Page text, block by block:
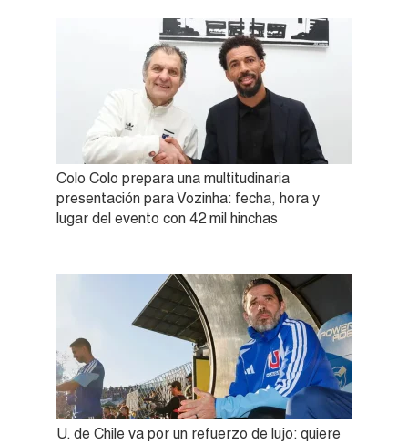
Colo Colo prepara una multitudinaria
presentación para Vozinha: fecha, hora y
lugar del evento con 42 mil hinchas
U. de Chile va por un refuerzo de lujo: quiere